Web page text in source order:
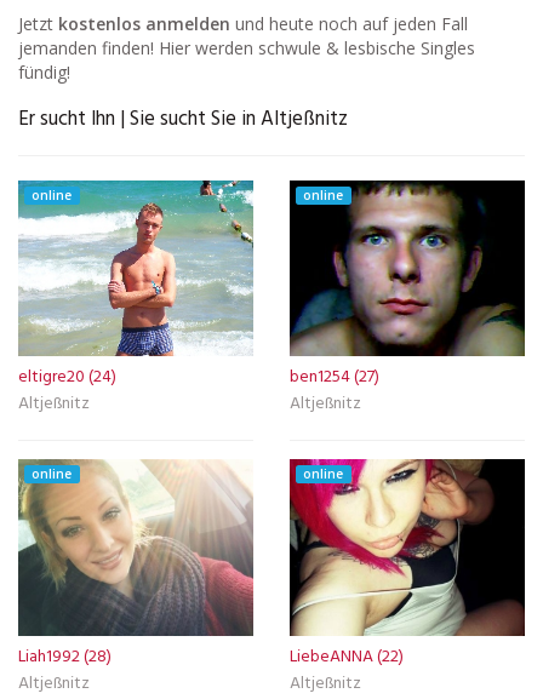
Jetzt kostenlos anmelden und heute noch auf jeden Fall
jemanden finden! Hier werden schwule & lesbische Singles
fündig!
Er sucht Ihn | Sie sucht Sie in Altjeßnitz
online
eltigre20 (24)
Altjeßnitz
online
ben1254 (27)
Altjeßnitz
online
Liah1992 (28)
Altjeßnitz
online
LiebeANNA (22)
Altjeßnitz